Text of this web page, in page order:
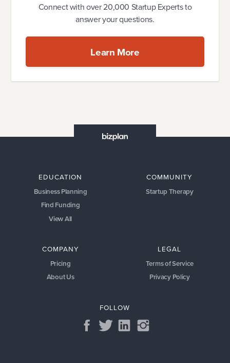
Connect with over 20,000 Startup Experts to
answer your questions.
Learn More
EDUCATION
Business Planning
Find Funding
View All
COMMUNITY
Startup Therapy
COMPANY
Pricing
About Us
LEGAL
Terms of Service
Privacy Policy
FOLLOW